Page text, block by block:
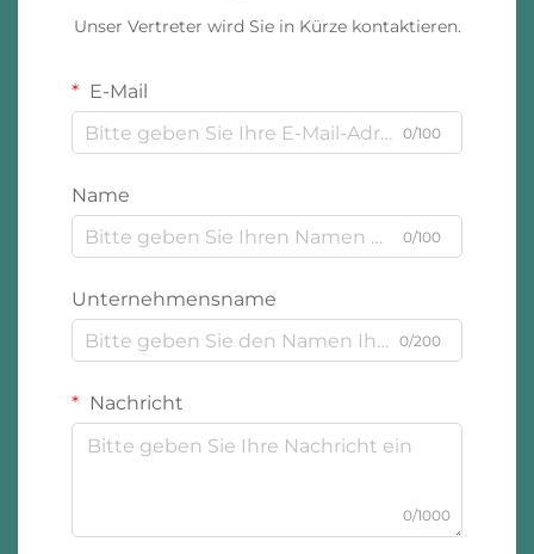
Unser Vertreter wird Sie in Kürze kontaktieren.
E-Mail
0/100
Name
0/100
Unternehmensname
0/200
Nachricht
0/1000